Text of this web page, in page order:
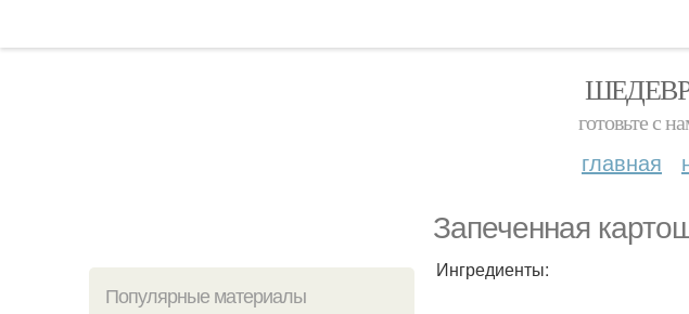
готовьте с
главная
Запеченная
Популярные материалы
Ингредиенты: